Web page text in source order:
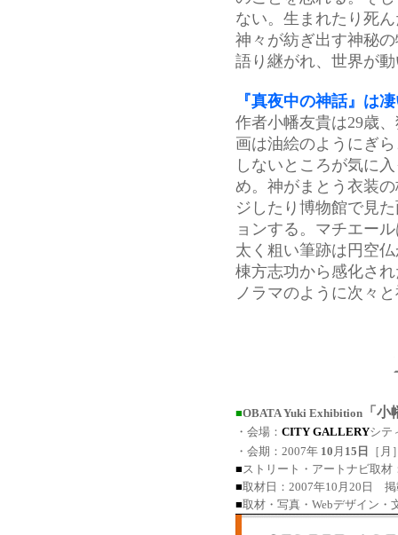
ない。生まれたり死
神々が紡ぎ出す神秘
語り継がれ、世界が
『真夜中の神話』は
作者小幡友貴は29歳
画は油絵のようにぎ
しないところが気に
め。神がまとう衣装
ジしたり博物館で見
ョンする。マチエー
太く粗い筆跡は円空
棟方志功から感化さ
ノラマのように次々
■OBATA Yuki Exhibition 「
・会場： CITY GALLERYシテ
・会期：2007年 10 月 15日
［月
■ストリート・アートナビ取材
■取材日：2007年10月20日 掲
■取材・写真・Webデザイン・